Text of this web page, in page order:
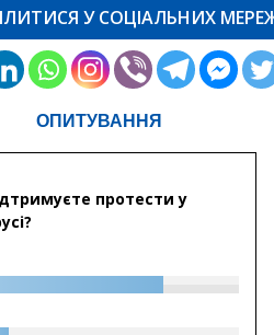
У СОЦІАЛЬНИХ
ОПИТУВАННЯ
протести у